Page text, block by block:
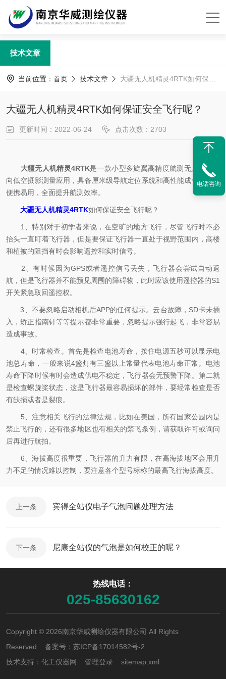
技术文章
当前位置： 首页 技术文章 大疆无人机精灵4RTK如何保证安全飞行呢？
大疆无人机精灵4RTK如何保证安全飞行呢？
更新时间：2022-06-24 点击次数：2703
大疆无人机精灵4RTK是一款小型多旋翼高精度航测无人机，面
向低空摄影测量应用，具备厘米级导航定位系统和高性能成像系统，
便携易用，全面提升航测效率。
大疆无人机精灵4RTK如何保证安全飞行呢？
1、特别对于初学者来说，在空旷的地方飞行，尽管飞行时不必
抬头一直盯着飞行器，但是要保证飞行器一直处于视野范围内，高楼
和植被的阻挡有时会影响遥控和实时信号。
2、有时候因为GPS或者遥控信号丢失，飞行器会尝试自动返
航，但是飞行器并不能预见周围的障碍物，此时应该使用遥控器的S1
开关紧急取回遥控权。
3、不要忽略启动相机后APP的任何提示。云台故障，SD卡未插
入，矫正指南针等等提示都非常重要，忽略提示强行起飞，非常容易
造成事故。
4、时常检查。首先是检查电池寿命，按住电源五秒可以显示电
池总寿命，一般来说4盏灯有三盏以上常量代表电池寿命正常。电池
寿命下降时候有时会造成供电不稳定，飞行器会无预警下降。第二就
是检查螺旋桨状态，这是飞行器最容易损坏的部件，要经常检查是否
有缺损或者是裂痕。
5、注意相关飞行的法律法规，比如在美国，所有国家公园内是
禁止飞行的，还有很多地区也有相关的禁飞条例，请获取许可或询问
后再进行航拍。
6、海拔高度很重要，飞行器的升力有限，在高海拔地区会用升
力不足的情况难以控制，要注意各个型号标称的最高飞行海拔高度。
上一条 宾得全站仪电子气泡问题处理方法
下一条 尼康全站仪的气泡是如何校正的呢？
热线电话：
025-85630162
Copyright © 2026南京华威测绘仪器有限公司 All Rights
Reserved 备案号： 苏ICP备17014582号-2
技术支持： 化工仪器网 管理登录 sitemap.xml
电话咨询